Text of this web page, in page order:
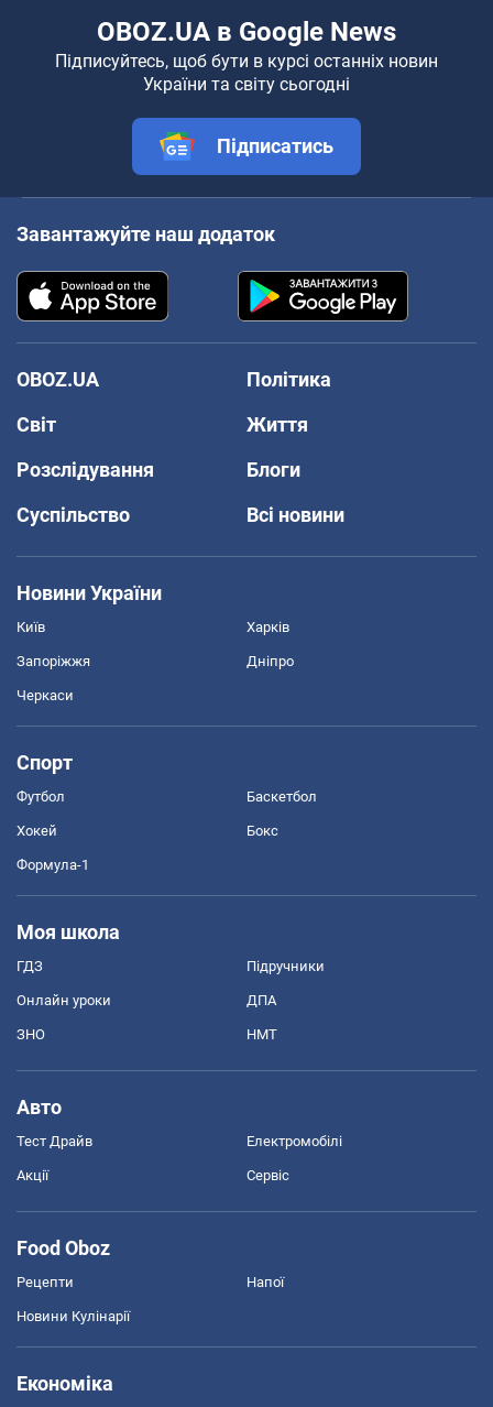
OBOZ.UA в Google News
Підписуйтесь, щоб бути в курсі останніх новин
України та світу сьогодні
Підписатись
Завантажуйте наш додаток
OBOZ.UA
Політика
Світ
Життя
Розслідування
Блоги
Суспільство
Всі новини
Новини України
Київ Харків
Запоріжжя Дніпро
Черкаси
Спорт
Футбол Баскетбол
Хокей Бокс
Формула-1
Моя школа
ГДЗ Підручники
Онлайн уроки ДПА
ЗНО НМТ
Авто
Тест Драйв Електромобілі
Акції Сервіс
Food Oboz
Рецепти Напої
Новини Кулінарії
Економіка